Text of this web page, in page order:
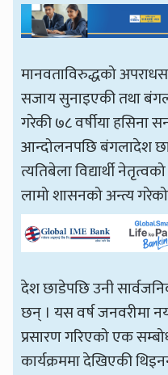
मानवताविरुद्धको
सजाय सुनाइएकी तथा
गरेकी ७८ वर्षीया हसिना
आन्दोलनपछि बंगलादेश
त्यतिबेला विद्यार्थी
लामो शासनको अन्त्य गरेको
देश छाडेपछि उनी
छन् । यस वर्ष जनवरीमा
प्रसारण गरिएको एक
कार्यक्रममा देखिएकी